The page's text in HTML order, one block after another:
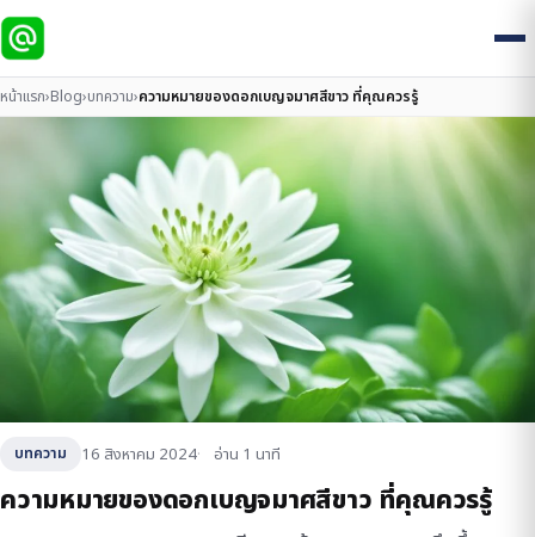
หน้าแรก›Blog›บทความ›ความหมายของดอกเบญจมาศสีขาว ที่คุณควรรู้
บทความ 16 สิงหาคม 2024 อ่าน 1 นาที
ความหมายของดอกเบญจมาศสีขาว ที่คุณควรรู้